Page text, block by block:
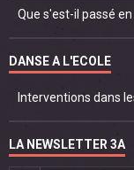
Que s'est-il passé
DANSE A L'ECOLE
Interventions dans
LA NEWSLETTER 3A